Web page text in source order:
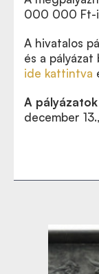
000 000 Ft-
A hivatalos
és a pályázat
ide kattintva
A
december